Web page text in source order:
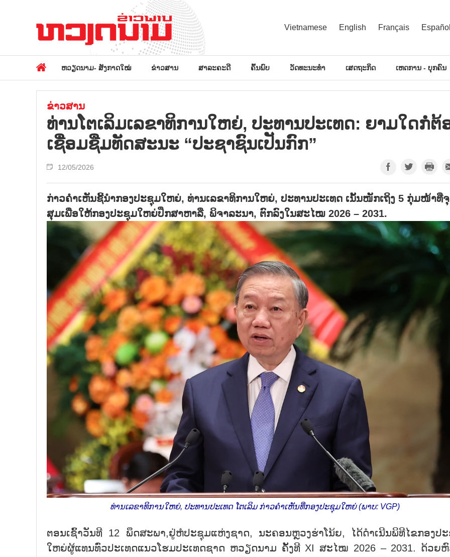
Vietnamese English Français
ຫວຽດນາມ- ສັງກາດໃໝ່ ຂ່າວສານ ສາລະຄະດີ ຄົ້ນພົບ ວັດທະນະທຳ ເສດຖະກິດ ເຫດການ - ບຸກຄົນ
ຂ່າວສານ
ທ່ານໂຕ​ເລິມເລ​ຂາ​ທິ​ການ​ໃຫຍ່, ປະ​ທານ​ປະ​ເທດ: ຍາມ​ໃດ​ກໍ່​ຕ້
ເຊື່ອມ​ຊືມ​ທັດ​ສະ​ນະ “ປະ​ຊາ​ຊົນ​ເປັນ​ກົກ”
12/05/2026
ກ່າວ​ຄຳ​ເຫັນ​ຊີ້​ນຳ​ກອງ​ປະ​ຊຸມໃຫຍ່, ທ່ານ​ເລ​ຂາ​ທິ​ການ​ໃຫຍ່, ປະ​ທານ​ປະ​ເທດ ເນັ້ນ​ໜັກ​ເຖິງ 5 ກຸ່ມ​ໜ້າ​ທີ່​
ສຸມ​ເພື່ອ​ໃຫ້​ກອງ​ປະ​ຊຸມ​ໃຫຍ່​ປຶກ​ສາ​ຫາ​ລື, ພິ​ຈາ​ລະ​ນາ, ຕົກ​ລົງໃນ​ສະ​ໄໝ 2026 – 2031.
ທ່ານເລຂາທິການໃຫຍ່, ປະທານປະເທດ ໂຕ​ເລິມ ກ່າວ​ຄຳ​ເຫັນ​ທີ່ກອງ​ປະ​ຊຸມ​ໃຫຍ​່ (ພາບ: VGP)
ຕ​ອນ​ເຊົ້າ​ວັນ​ທີ 12 ພຶດ​ສະ​ພາ,ຢູ່​ຫໍ​ປະ​ຊຸມ​ແຫ່ງ​ຊາດ, ນະ​ຄອນຫຼວງ​ຮ່າ​ໂນ້ຍ, ໄດ້​ດຳ​ເນີນ​ພິ​ທີ​ໄຂ​ກອງ​ປ
ໃຫຍ່​ຜູ້​ແທນ​ທົ່ວ​ປະ​ເທດ​ແນວ​ໂຮມ​ປະ​ເທດ​ຊາດ ຫວຽດ​ນາມ ຄັ້ງ​ທີ XI ສະ​ໄໝ 2026 – 2031. ດ້ວຍ​